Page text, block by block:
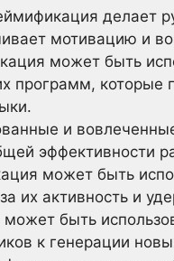
делает
мотивацию и
может быть
программ, которые
и
эффективности
может быть
их активность и
быть
к генерации